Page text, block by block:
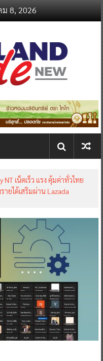
ม 8, 2026
เน็ตเร็ว แรง คุ้มค่าทั่วไทย
ายได้เสริมผ่าน Lazada